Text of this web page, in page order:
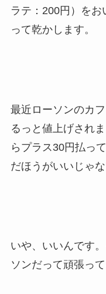
ラテ：200円）を
って乾かします。
最近ローソンのカ
るっと値上げされ
らプラス30円払っ
だほうがいいじゃ
いや、いいんです
ソンだって頑張って